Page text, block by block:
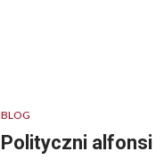
BLOG
Polityczni alfonsi